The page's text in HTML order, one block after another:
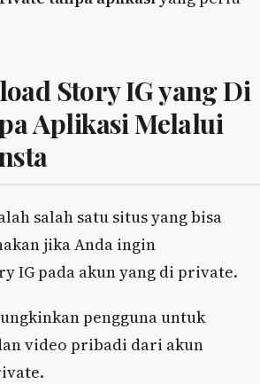
Story IG yang Di
Aplikasi Melalui
salah satu situs yang bisa
jika Anda ingin
IG pada akun yang di private.
pengguna untuk
video pribadi dari akun